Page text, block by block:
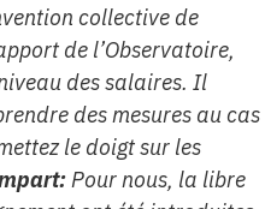
collective de
de l’Observatoire,
des salaires. Il
des mesures au cas
le doigt sur les
Pour nous, la libre